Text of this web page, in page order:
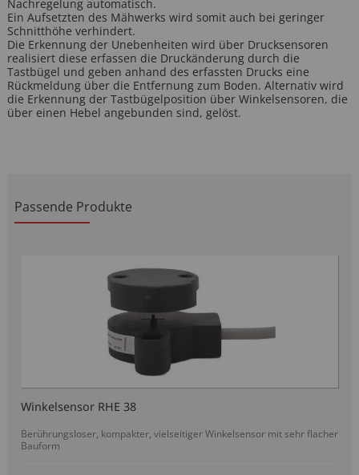
Nachregelung automatisch.
Ein Aufsetzten des Mähwerks wird somit auch bei geringer
Schnitthöhe verhindert.
Die Erkennung der Unebenheiten wird über Drucksensoren
realisiert diese erfassen die Druckänderung durch die
Tastbügel und geben anhand des erfassten Drucks eine
Rückmeldung über die Entfernung zum Boden. Alternativ wird
die Erkennung der Tastbügelposition über Winkelsensoren, die
über einen Hebel angebunden sind, gelöst.
Winkelsensor RHE 38
Berührungsloser, kompakter, vielseitiger Winkelsensor mit sehr flacher
Bauform